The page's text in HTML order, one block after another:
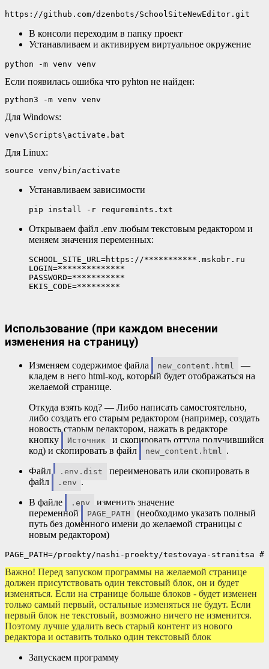
https://github.com/dzenbots/SchoolSiteNewEditor.git
В консоли переходим в папку проект
Устанавливаем и активируем виртуальное окружение
python -m venv venv
Если появилась ошибка что pyhton не найден:
python3 -m venv venv
Для Windows:
venv\Scripts\activate.bat
Для Linux:
source venv/bin/activate
Устанавливаем зависимости
pip install -r requremints.txt
Открываем файл .env любым текстовым редактором и
меняем значения переменных:
SCHOOL_SITE_URL=https://***********.mskobr.ru
LOGIN=**************
PASSWORD=***********
EKIS_CODE=*********
Использование (при каждом внесении
изменения на страницу)
Изменяем содержимое файла new_content.html
—
кладем в него html-код, который будет отображаться на
желаемой странице.
Откуда взять код? — Либо написать самостоятельно,
либо создать его старым редактором (например, создать
новость старым редактором, нажать в редакторе
кнопку
Источник
и скопировать оттуда получившийся
код) и скопировать в файл
new_content.html
.
Файл
.env.dist
переименовать или скопировать в
файл
.env .
В файле
.env
изменить значение
переменной
PAGE_PATH
(необходимо указать полный
путь без доменного имени до желаемой страницы с
новым редактором)
PAGE_PATH=/proekty/nashi-proekty/testovaya-stranitsa #
Важно! Перед запуском программы на желаемой странице
должен присутствовать один текстовый блок, он и будет
изменяться. Если на странице больше блоков - будет изменен
только самый первый, остальные изменяться не будут. Если
первый блок не текстовый, возможно ничего не изменится.
Поэтому лучше удалить весь старый контент из нового
редактора и оставить только один текстовый блок
Запускаем программу